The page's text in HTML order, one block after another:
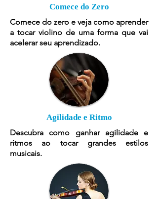
Comece do Zero
Comece do zero e veja como aprender
a tocar violino de uma forma que vai
acelerar seu aprendizado.
Agilidade e Ritmo
Descubra como ganhar agilidade e
ritmos ao tocar grandes estilos
musicais.